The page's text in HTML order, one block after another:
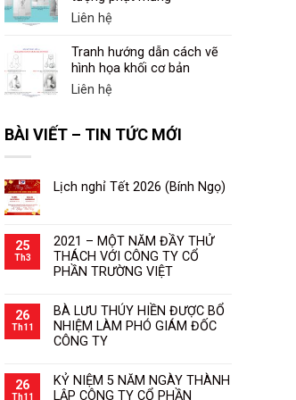
Liên hệ
Tranh hướng dẫn cách vẽ
hình họa khối cơ bản
Liên hệ
BÀI VIẾT – TIN TỨC MỚI
Lịch nghỉ Tết 2026 (Bính Ngọ)
25
Th3
2021 – MỘT NĂM ĐẦY THỬ
THÁCH VỚI CÔNG TY CỔ
PHẦN TRƯỜNG VIỆT
26
Th11
BÀ LƯU THÚY HIỀN ĐƯỢC BỔ
NHIỆM LÀM PHÓ GIÁM ĐỐC
CÔNG TY
26
Th11
KỶ NIỆM 5 NĂM NGÀY THÀNH
LẬP CÔNG TY CỔ PHẦN